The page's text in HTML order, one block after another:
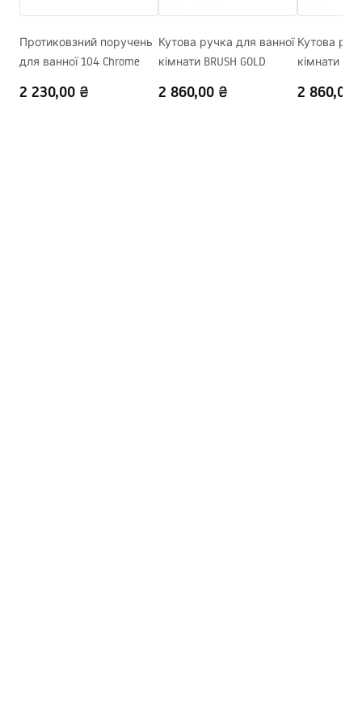
Регулювання тиску
Ні
Система Anti-Calc
Так
Технологія нанесення
PVD
Інструкція з монтажу
shower_set.pdf
Протиковзний поручень
для ванної 104 Chrome
2 230,00 ₴
Кутова ручка для ванної
кімнати BRUSH GOLD
2 860,00 ₴
Кутова
кімнати
2 860,00